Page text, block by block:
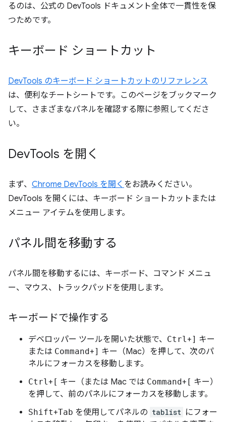
るのは、公式の DevTools ドキュメント全体で一貫性を保
つためです。
キーボード ショートカット
DevTools のキーボード ショートカットのリファレンス
は、便利なチートシートです。このページをブックマーク
して、さまざまなパネルを確認する際に参照してくださ
い。
DevTools を開く
まず、 Chrome DevTools を開く をお読みください。
DevTools を開くには、キーボード ショートカットまたは
メニュー アイテムを使用します。
パネル間を移動する
パネル間を移動するには、キーボード、コマンド メニュ
ー、マウス、トラックパッドを使用します。
キーボードで操作する
デベロッパー ツールを開いた状態で、 Ctrl+] キー
または Command+] キー（Mac）を押して、次のパ
ネルにフォーカスを移動します。
Ctrl+ [ キー（または Mac では Command+ [ キー）
を押して、前のパネルにフォーカスを移動します。
Shift+Tab を使用してパネルの tablist にフォー